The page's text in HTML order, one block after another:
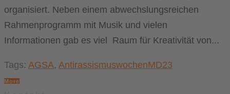
organisiert. Neben einem abwechslungsreichen
Rahmenprogramm mit Musik und vielen
Informationen gab es viel Raum für Kreativität von...
Tags: AGSA, AntirassismuswochenMD23
More